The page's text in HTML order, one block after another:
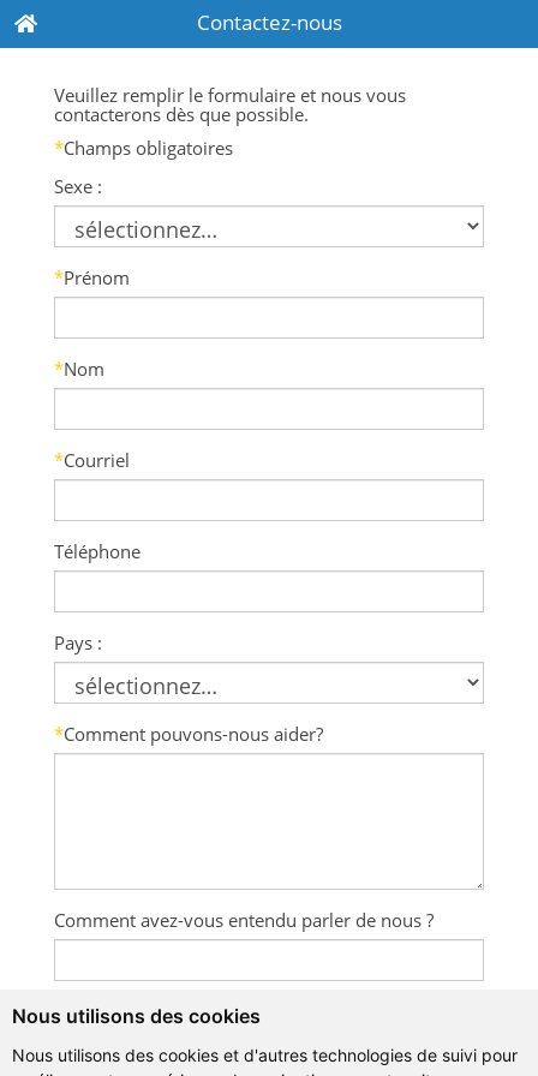
Nous utilisons des cookies
Nous utilisons des cookies et d'autres technologies de suivi pour
Contactez-nous
Veuillez remplir le formulaire et nous vous
contacterons dès que possible.
*Champs obligatoires
Sexe :
*Prénom
*Nom
*Courriel
Téléphone
Pays :
*Comment pouvons-nous aider?
Comment avez-vous entendu parler de nous ?